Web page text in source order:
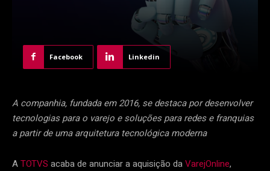
Facebook Linkedin
A companhia, fundada em 2016, se destaca por desenvolver
tecnologias para o varejo e soluções para redes e franquias
a partir de uma arquitetura tecnológica moderna
ATOTVS acaba de anunciar a aquisição daVarejOnline,